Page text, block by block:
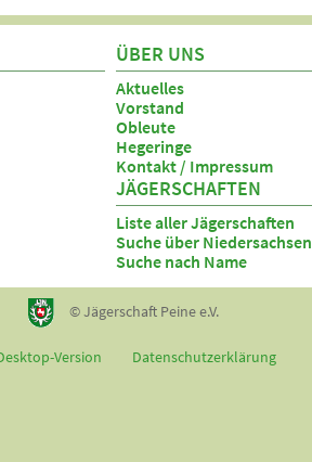
ÜBER UNS
Aktuelles
Vorstand
Obleute
Hegeringe
Kontakt / Impressum
JÄGERSCHAFTEN
Liste aller Jägerschaften
Suche über
Suche nach Name
© Jägerschaft Peine e.V.
Version Datenschutzerklärung